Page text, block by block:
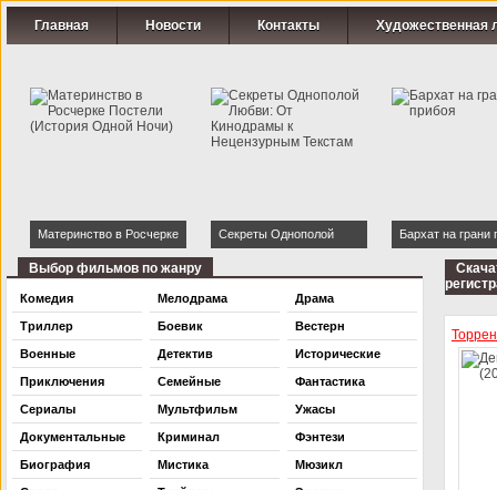
Главная Новости Контакты Художественная
Материнство в Росчерке
Постели (История Одной
Секреты Однополой
Бархат на грани
Выбор фильмов по жанру
Комедия
Триллер
Военные
Приключения
Сериалы
Документальные
Биография
Мелодрама
Боевик
Детектив
Семейные
Мультфильм
Криминал
Мистика
Драма
Вестерн
Исторические
Фантастика
Ужасы
Фэнтези
Мюзикл